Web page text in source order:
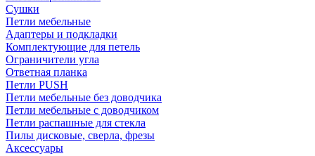
Сушки
Петли мебельные
Адаптеры и подкладки
Комплектующие для петель
Ограничители угла
Ответная планка
Петли PUSH
Петли мебельные без доводчика
Петли мебельные с доводчиком
Петли распашные для стекла
Пилы дисковые, сверла, фрезы
Аксессуары